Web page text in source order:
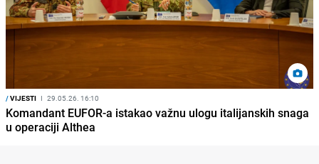
/VIJESTI I 29.05.26. 16:10
Komandant EUFOR-a istakao važnu ulogu italijanskih snaga
u operaciji Althea